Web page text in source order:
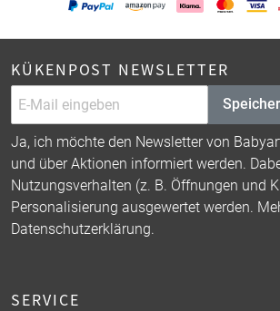
KÜKENPOST NEWSLETTER
Ja, ich möchte den Newsletter von
und über Aktionen informiert werden.
Nutzungsverhalten (z. B. Öffnungen und
Personalisierung ausgewertet werden.
Datenschutzerklärung.
SERVICE